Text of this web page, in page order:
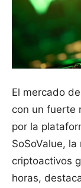
El mercado
con un fuerte
por la
SoSoValue,
criptoactivos
horas,